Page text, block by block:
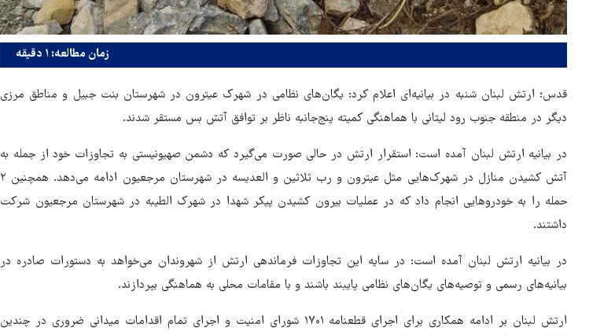
زمان مطالعه: ۱ دقیقه
قدس؛ ارتش لبنان شنبه در بیانیه‌ای اعلام کرد: یگان‌های نظامی در شهرک عیترون در شهرستان بنت جبیل و مناطق مرزی
دیگر در منطقه جنوب رود لیتانی با هماهنگی کمیته پنج‌جانبه ناظر بر توافق آتش بس مستقر شدند.
در بیانیه ارتش لبنان آمده است: استقرار ارتش در حالی صورت می‌گیرد که دشمن صهیونیستی به تجاوزات خود از جمله به
آتش کشیدن منازل در شهرک‌هایی مثل عیترون و رب ثلاثین و العدیسه در شهرستان مرجعیون ادامه می‌دهد. همچنین ۲
حمله را به خودروهایی انجام داد که در عملیات بیرون کشیدن پیکر شهدا در شهرک الطیبه در شهرستان مرجعیون شرکت
داشتند.
در بیانیه ارتش لبنان آمده است: در سایه این تجاوزات فرماندهی ارتش از شهروندان می‌خواهد به دستورات صادره در
بیانیه‌های رسمی و توصیه‌های یگان‌های نظامی پایبند باشند و با مقامات محلی به هماهنگی بپردازند.
ارتش لبنان بر ادامه همکاری برای اجرای قطعنامه ۱۷۰۱ شورای امنیت و اجرای تمام اقدامات میدانی ضروری در چندین